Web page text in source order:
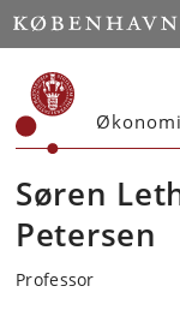
Start
Søren
Petersen
Professor